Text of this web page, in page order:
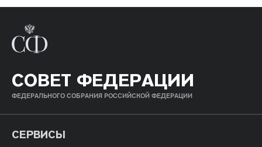
СОВЕТ ФЕДЕРАЦИИ
ФЕДЕРАЛЬНОГО СОБРАНИЯ РОССИЙСКОЙ ФЕДЕРАЦИИ
СЕРВИСЫ